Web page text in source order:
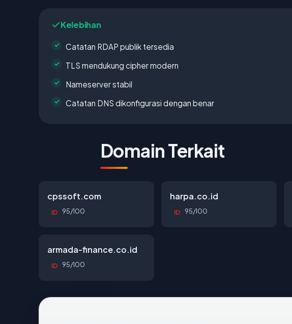
Kelebihan
Catatan RDAP publik tersedia
TLS mendukung cipher modern
Nameserver stabil
Catatan DNS dikonfigurasi dengan benar
Domain Terkait
cpssoft.com
ID 95/100
harpa.co.id
ID 95/100
armada-finance.co.id
ID 95/100